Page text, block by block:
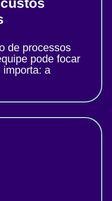
de processos
pode focar
importa: a